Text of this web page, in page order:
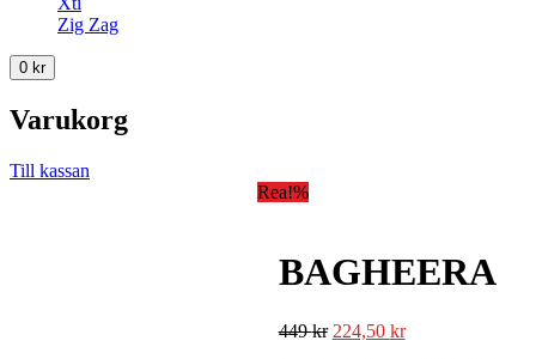
Zig Zag
0 kr
Varukorg
Till kassan
Rea!%
BAGHEERA
449kr 224,50 kr